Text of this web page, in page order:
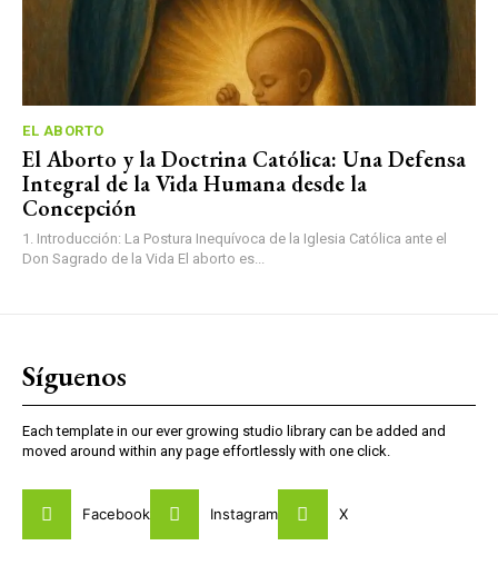
EL ABORTO
El Aborto y la Doctrina Católica: Una Defensa
Integral de la Vida Humana desde la
Concepción
1. Introducción: La Postura Inequívoca de la Iglesia Católica ante el
Don Sagrado de la Vida El aborto es...
Síguenos
Each template in our ever growing studio library can be added and
moved around within any page effortlessly with one click.
Facebook Instagram X